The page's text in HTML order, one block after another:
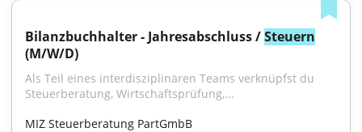
Bilanzbuchhalter - Jahresabschluss / Steuern
(M/W/D)
Als Teil eines interdisziplinären Teams verknüpfst du
Steuerberatung, Wirtschaftsprüfung,...
MIZ Steuerberatung PartGmbB